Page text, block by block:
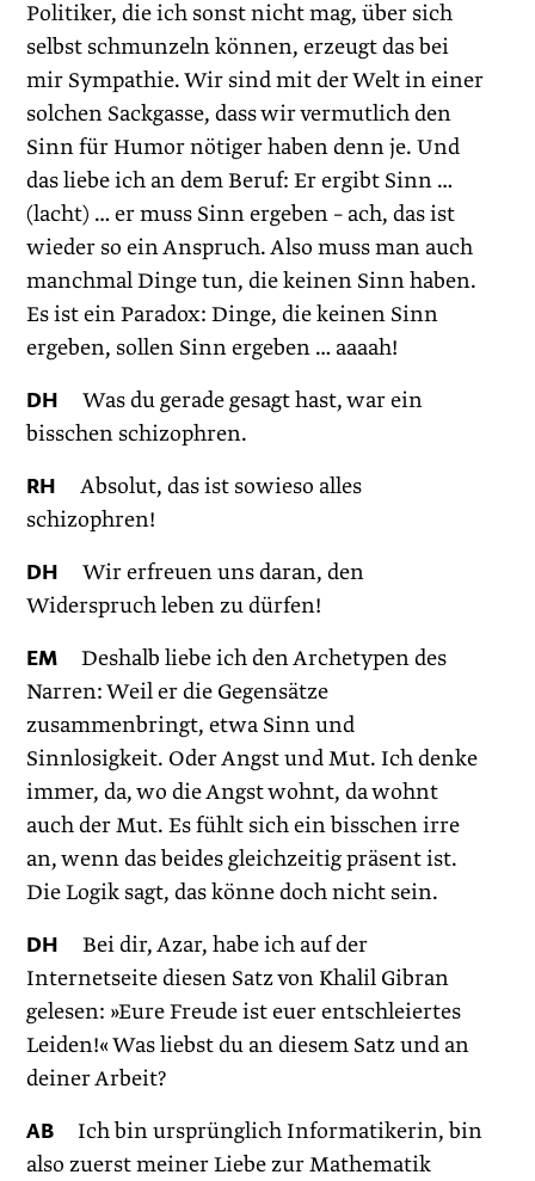
Politiker, die ich sonst nicht mag, über sich
selbst schmunzeln können, erzeugt das bei
mir Sympathie. Wir sind mit der Welt in einer
solchen Sackgasse, dass wir vermutlich den
Sinn für Humor nötiger haben denn je. Und
das liebe ich an dem Beruf: Er ergibt Sinn …
(lacht) … er muss Sinn ergeben – ach, das ist
wieder so ein Anspruch. Also muss man auch
manchmal Dinge tun, die keinen Sinn haben.
Es ist ein Paradox: Dinge, die keinen Sinn
ergeben, sollen Sinn ergeben … aaaah!
DH Was du gerade gesagt hast, war ein
bisschen schizophren.
RH Absolut, das ist sowieso alles
schizophren!
DH Wir erfreuen uns daran, den
Widerspruch leben zu dürfen!
EM Deshalb liebe ich den Archetypen des
Narren: Weil er die Gegensätze
zusammenbringt, etwa Sinn und
Sinnlosigkeit. Oder Angst und Mut. Ich denke
immer, da, wo die Angst wohnt, da wohnt
auch der Mut. Es fühlt sich ein bisschen irre
an, wenn das beides gleichzeitig präsent ist.
Die Logik sagt, das könne doch nicht sein.
DH Bei dir, Azar, habe ich auf der
Internetseite diesen Satz von Khalil Gibran
gelesen: »Eure Freude ist euer entschleiertes
Leiden!« Was liebst du an diesem Satz und an
deiner Arbeit?
AB Ich bin ursprünglich Informatikerin, bin
also zuerst meiner Liebe zur Mathematik